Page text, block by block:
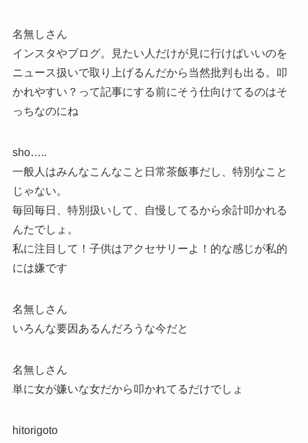
名無しさん
インスタやブログ。見たい人だけが見に行けばいいのを
ニュース扱いで取り上げるんだから当然批判も出る。叩
かれやすい？って記事にする前にそう仕向けてるのはそ
っちなのにね
sho…..
一般人はみんなこんなこと日常茶飯事だし、特別なこと
じゃない。
毎回毎日、特別扱いして、自慢してるから余計叩かれる
んたでしょ。
私に注目して！子供はアクセサリーよ！的な感じが私的
には嫌です
名無しさん
いろんな要因あるんだろうな今だと
名無しさん
単に女が嫌いな女だから叩かれてるだけでしょ
hitorigoto